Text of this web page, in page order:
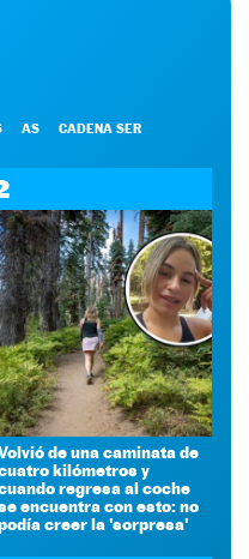
AS CADENA SER
de una caminata de
kilómetros y
regresa al coche
encuentra con esto: no
creer la 'sorpresa'